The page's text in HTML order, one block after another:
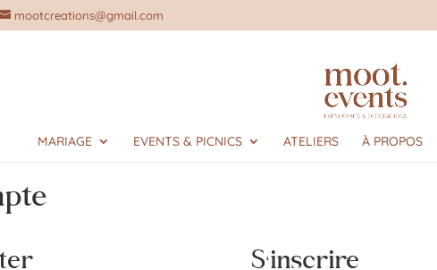
mootcreations@gmail.com
MARIAGE EVENTS & PICNICS ATELIERS À PROPOS
S’inscrire